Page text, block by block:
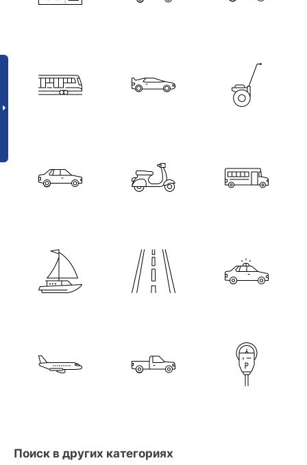
Поиск в других категориях